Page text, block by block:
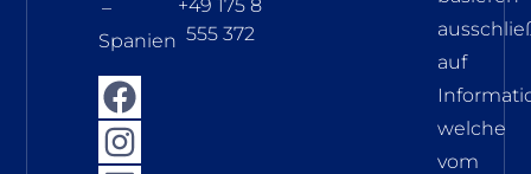
–
Spanien
+49 175 8
555 372
auf
welche
vom